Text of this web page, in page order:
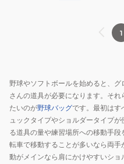
ッ
ク
パ
ッ
ク
40L
1
野球やソフトボールを始めると、
さんの道具が必要になります。そ
たいのが野球バッグです。最初はす
ュックタイプやショルダータイプ
る道具の量や練習場所への移動手
転車で移動することが多いなら両
動がメインなら肩にかけやすいシ